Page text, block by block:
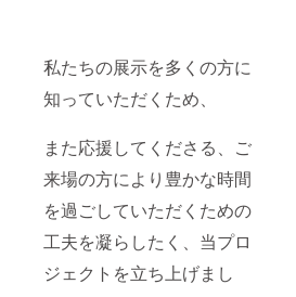
私たちの展示を多くの方に
知っていただくため、
また応援してくださる、ご
来場の方により豊かな時間
を過ごしていただくための
工夫を凝らしたく、当プロ
ジェクトを立ち上げまし